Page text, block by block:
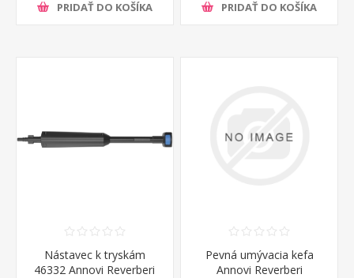
PRIDAŤ DO KOŠÍKA PRIDAŤ DO KOŠÍKA
Nástavec k tryskám
46332 Annovi Reverberi
Pevná umývacia kefa
Annovi Reverberi